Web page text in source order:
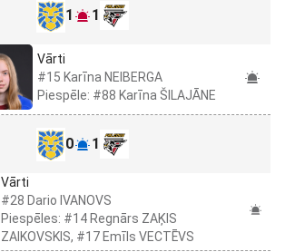
1 1
Vārti
#15 Karīna NEIBERGA
Piespēle: #88 Karīna ŠILAJĀNE
0 1
Vārti
#28 Dario IVANOVS
Piespēles: #14 Regnārs ZAĶIS
ZAIKOVSKIS, #17 Emīls VECTĒVS